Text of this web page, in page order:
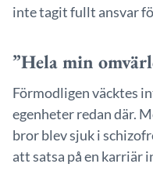
inte tagit fullt ansvar
”Hela min
Förmodligen väcktes
egenheter redan där.
bror blev sjuk i
att satsa på en karriär